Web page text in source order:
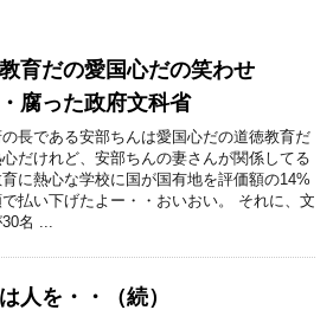
育だの愛国心だの笑わせ
腐った政府文科省
長である安部ちんは愛国心だの道徳教育だ
だけれど、安部ちんの妻さんが関係してる
に熱心な学校に国が国有地を評価額の14%
払い下げたよー・・おいおい。 それに、文
名 ...
人を・・（続）